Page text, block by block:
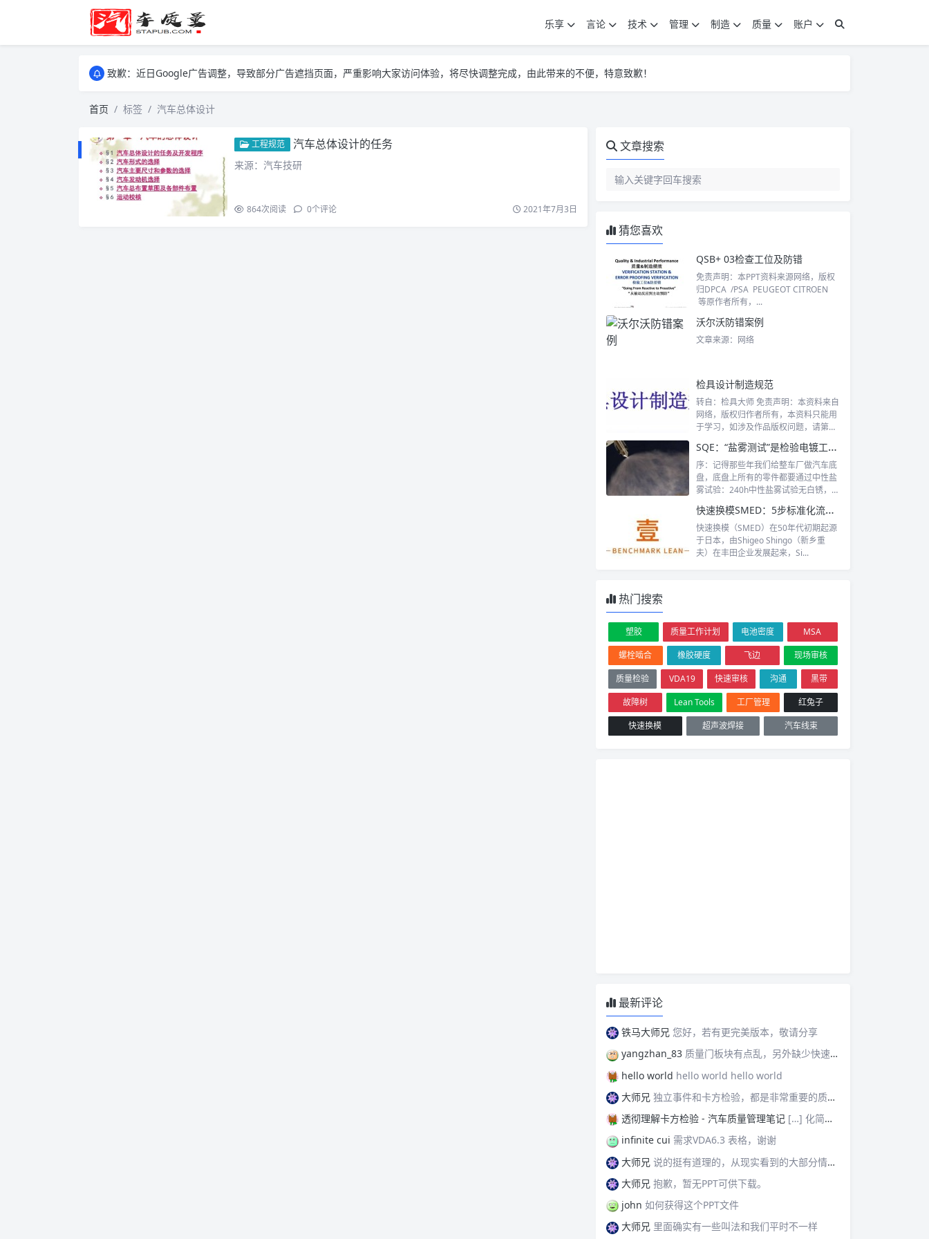
乐享 言论 技术 管理 制造 质量
账户
致歉：近日Google广告调整，导致部分广告遮挡页面，严重影响大家访问体验，将尽快调整完成，由此带来的不便，特意致歉！
致歉：近日Google广告调整，导致部分广告遮挡页面，严重影响大家访问体验，将尽快调整完成，由此带来的不便，特意致歉！
首页 标签 汽车总体设计
工程规范 汽车总体设计的任务
来源：汽车技研
864次阅读 0个评论 2021年7月3日
文章搜索
猜您喜欢
QSB+ 03检查工位及防错
免责声明：本PPT资料来源网络，版权
归DPCA /PSA PEUGEOT CITROEN
等原作者所有，...
沃尔沃防错案例
文章来源：网络
检具设计制造规范
转自：检具大师 免责声明：本资料来自
网络，版权归作者所有，本资料只能用
于学习，如涉及作品版权问题，请第一
SQE：“盐雾测试”是检验电镀工艺是否达标的最好方法
序：记得那些年我们给整车厂做汽车底
盘，底盘上所有的零件都要通过中性盐
雾试验：240h中性盐雾试验无白锈，4
快速换模SMED：5步标准化流程+7个增效诀窍（有案例版）【标杆精益】
快速换模（SMED）在50年代初期起源
于日本，由Shigeo Shingo（新乡重
夫）在丰田企业发展起来，Si...
热门搜索
塑胶 质量工作计划 电池密度
MSA
螺栓啮合
橡胶硬度 飞边
现场审核
质量检验
VDA19 快速审核 沟通
黑带
故障树
Lean Tools 工厂管理
红兔子
快速换模
超声波焊接 汽车线束
最新评论
铁马大师兄 您好，若有更完美版本，敬请分享
yangzhan_83 质量门板块有点乱，另外缺少快速反应板块。
hello world hello world hello world
大师兄 独立事件和卡方检验，都是非常重要的质量管理概念，挺难理解的。
透彻理解卡方检验 - 汽车质量管理笔记 […] 化简后的式子是我们在卡方检验中需要用到的式子，所以请大家牢记！对于上述式子有疑惑的读者可以学习基础的概率论，也可以参考我之前写的一篇关于独立的文章（《【直观数学】如何理解两事件间的独立关系》）。如果没有问题的话，我们可以进入到卡方检验原理与步骤的主体介绍部分！ […]
infinite cui 需求VDA6.3 表格，谢谢
大师兄 说的挺有道理的，从现实看到的大部分情况，做技术的人都比较直，对技术的一丝不苟，容易在遇到需要展现管理能力的时候，就会表现出短板来。管理需要授权，更多应该思考团队、部门间，人员发展，对未来的变化做出应对等的能力。
大师兄 抱歉，暂无PPT可供下载。
john 如何获得这个PPT文件
大师兄 里面确实有一些叫法和我们平时不一样